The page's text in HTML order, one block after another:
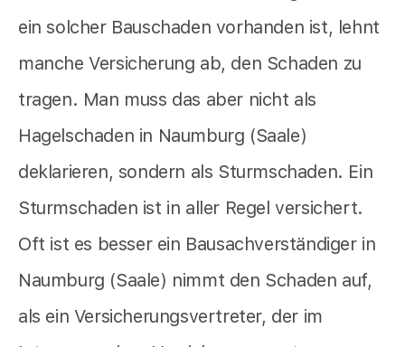
ein solcher Bauschaden vorhanden ist, lehnt
manche Versicherung ab, den Schaden zu
tragen. Man muss das aber nicht als
Hagelschaden in Naumburg (Saale)
deklarieren, sondern als Sturmschaden. Ein
Sturmschaden ist in aller Regel versichert.
Oft ist es besser ein Bausachverständiger in
Naumburg (Saale) nimmt den Schaden auf,
als ein Versicherungsvertreter, der im